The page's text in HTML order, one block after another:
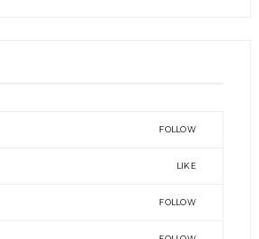
FOLLOW
LIKE
FOLLOW